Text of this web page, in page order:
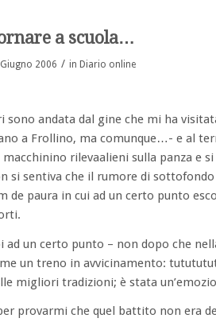
a scuola…
2006 / in Diario online
sono andata dal gine che mi ha
a Frollino, ma comunque…- e al
macchinino rilevaalieni sulla panza e
si sentiva che il rumore di
de paura in cui ad un certo punto
ad un certo punto – non dopo che
un treno in avvicinamento:
migliori tradizioni; è stata
provarmi che quel battito non era